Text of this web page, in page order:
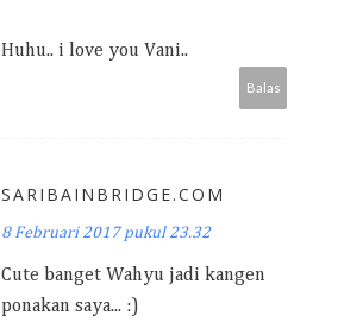
Huhu.. i love you Vani..
Balas
SARIBAINBRIDGE.COM
8 Februari 2017 pukul 23.32
Cute banget Wahyu jadi kangen
ponakan saya... :)